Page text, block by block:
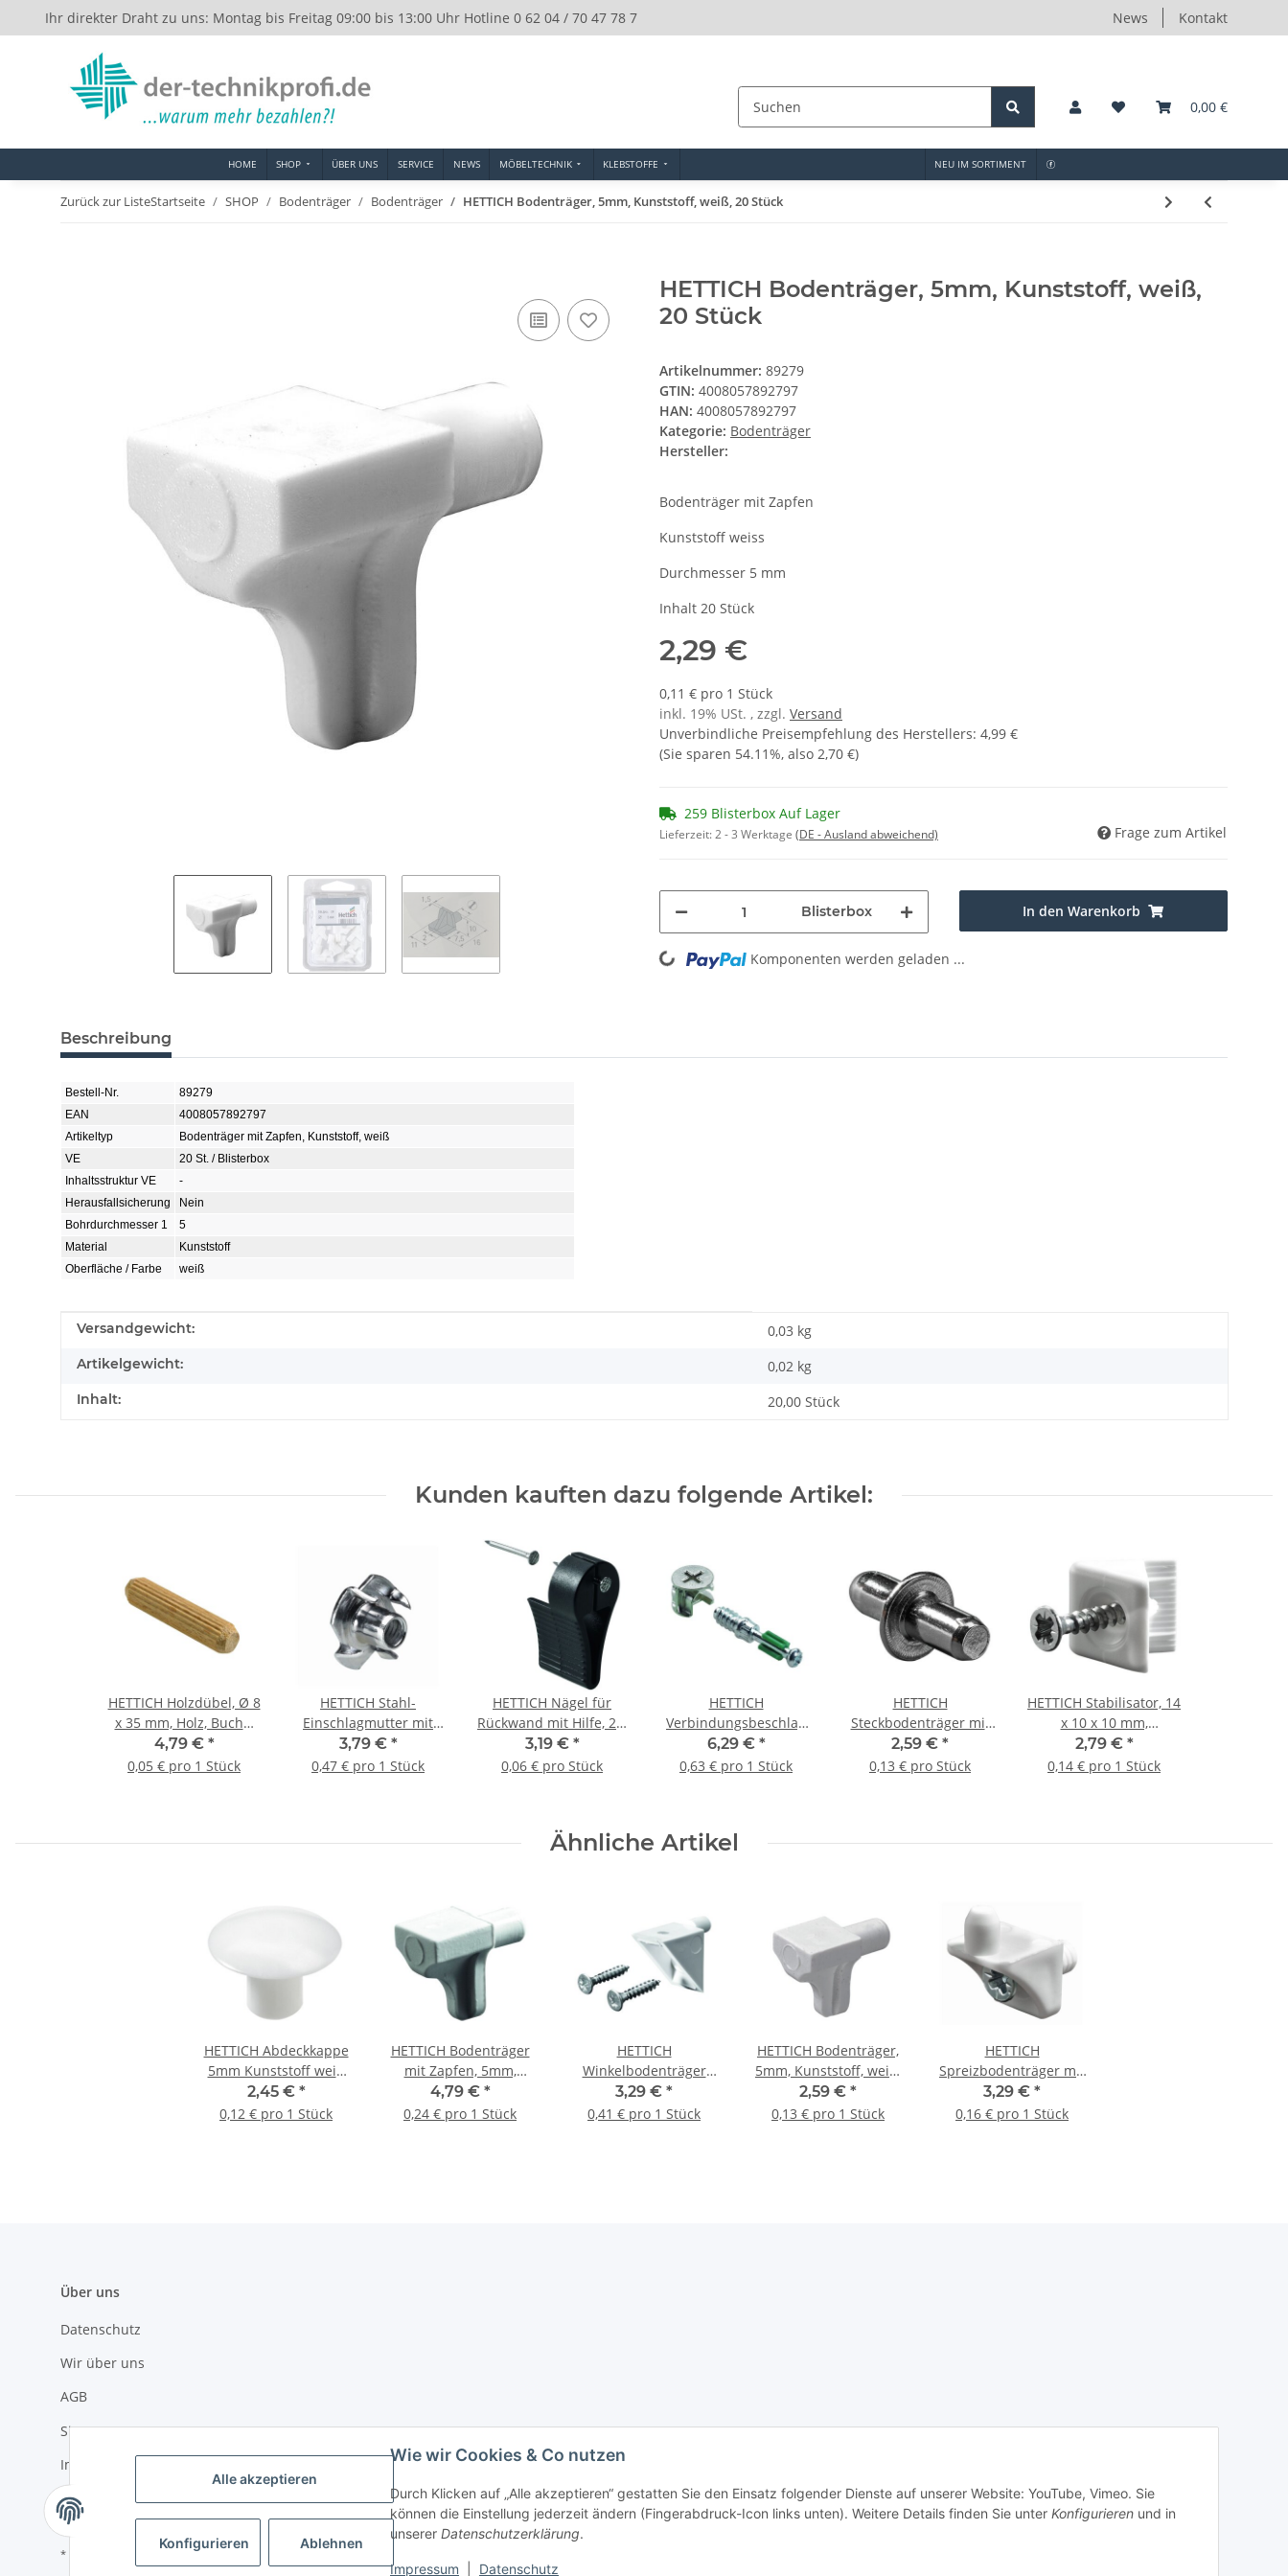
Alle akzeptieren
Konfigurieren Ablehnen
Wie wir Cookies & Co nutzen
Durch Klicken auf „Alle akzeptieren“ gestatten Sie den Einsatz folgender Dienste auf unserer Website: YouTube, Vimeo. Sie
können die Einstellung jederzeit ändern (Fingerabdruck-Icon links unten). Weitere Details finden Sie unter Konfigurieren und in
unserer Datenschutzerklärung.
Impressum Datenschutz
Ihr direkter Draht zu uns: Montag bis Freitag 09:00 bis 13:00 Uhr Hotline 0 62 04 / 70 47 78 7 News Kontakt
0,00 €
HOME SHOP ÜBER UNS SERVICE NEWS MÖBELTECHNIK KLEBSTOFFE NEU IM SORTIMENT
Zurück zur ListeStartseite SHOP Bodenträger Bodenträger HETTICH Bodenträger, 5mm, Kunststoff, weiß, 20 Stück
HETTICH Bodenträger, 5mm, Kunststoff, weiß,
20 Stück
Artikelnummer: 89279
GTIN: 4008057892797
HAN: 4008057892797
Kategorie: Bodenträger
Hersteller:
Bodenträger mit Zapfen
Kunststoff weiss
Durchmesser 5 mm
Inhalt 20 Stück
2,29 €
0,11 € pro 1 Stück
inkl. 19% USt. , zzgl. Versand
Unverbindliche Preisempfehlung des Herstellers: 4,99 €
(Sie sparen 54.11%, also 2,70 €)
259 Blisterbox Auf Lager
Lieferzeit:2 - 3 Werktage (DE - Ausland abweichend) Frage zum Artikel
Blisterbox In den Warenkorb
Loading... Komponenten werden geladen ...
Beschreibung
Bestell-Nr.
89279
EAN
4008057892797
Artikeltyp
Bodenträger mit Zapfen, Kunststoff, weiß
VE
20 St. / Blisterbox
Inhaltsstruktur VE
-
Herausfallsicherung
Nein
Bohrdurchmesser 1
5
Material
Kunststoff
Oberfläche / Farbe
weiß
Produkteigenschaft
Wert
Versandgewicht: 0,03 kg
Artikelgewicht: 0,02 kg
Inhalt: 20,00 Stück
Kunden kauften dazu folgende Artikel:
HETTICH Holzdübel, Ø 8
x 35 mm, Holz, Buche,
natur, 100 Stück
4,79 € *
0,05 € pro 1 Stück
HETTICH Stahl-
Einschlagmutter mit
Gewinde M6, Ø 8mm,
Stahl verzinkt, 8 Stück
3,79 € *
0,47 € pro 1 Stück
HETTICH Nägel für
Rückwand mit Hilfe, 2 x
25 mm, verzinkt, 50
Stück
3,19 € *
0,06 € pro Stück
HETTICH
Verbindungsbeschlag
Rastex 15 für = 13 mm
Fachböden mit
6,29 € *
0,63 € pro 1 Stück
HETTICH
Steckbodenträger mit
Flansch, 5mm, verzinkt,
20 Stück
2,59 € *
0,13 € pro Stück
HETTICH Stabilisator, 14
x 10 x 10 mm,
Kunststoff, weiß, 20
Stück
2,79 € *
0,14 € pro 1 Stück
Ähnliche Artikel
HETTICH Abdeckkappe
5mm Kunststoff weiß
20 Stück
2,45 € *
0,12 € pro 1 Stück
HETTICH Bodenträger
mit Zapfen, 5mm,
Kunststoff, weiß, 20
Stück
4,79 € *
0,24 € pro 1 Stück
HETTICH
Winkelbodenträger
zum Anschrauben, 8
Stück
3,29 € *
0,41 € pro 1 Stück
HETTICH Bodenträger,
5mm, Kunststoff, weiß,
20 Stück
2,59 € *
0,13 € pro 1 Stück
HETTICH
Spreizbodenträger mit
Schraube, weiß, 20
Stück
3,29 € *
0,16 € pro 1 Stück
Über uns
Datenschutz
Wir über uns
AGB
Sitemap
Impressum
Widerrufsrecht
* Alle Preise inkl. gesetzlicher USt., zzgl.